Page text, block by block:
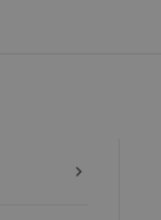
keyboard_arrow_right